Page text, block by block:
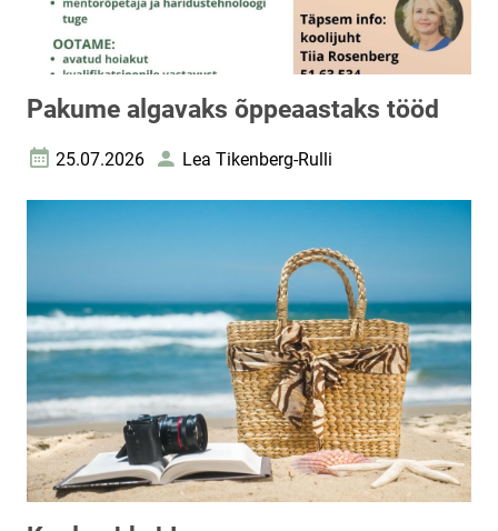
Pakume algavaks õppeaastaks tööd
Loomise kuupäev
25.07.2026 AutorLea Tikenberg-Rulli